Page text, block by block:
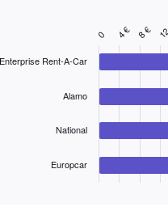
Enterprise Rent-A-Car
Alamo
National
Europcar
0 4 € 8 €